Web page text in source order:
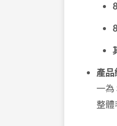
產品
一為
整體